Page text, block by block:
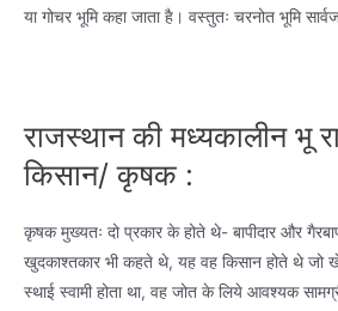
या गोचर भूमि कहा जाता है। वस्तुतः चरनोत भूमि
राजस्थान की मध्यकालीन भू
किसान/ कृषक :
कृषक मुख्यतः दो प्रकार के होते थे- बापीदार और
खुदकाश्तकार भी कहते थे, यह वह किसान होते थे जो
स्थाई स्वामी होता था, वह जोत के लिये आवश्यक